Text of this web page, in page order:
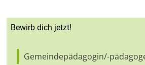
Bewirb dich jetzt!
Gemeindepädagogin/-